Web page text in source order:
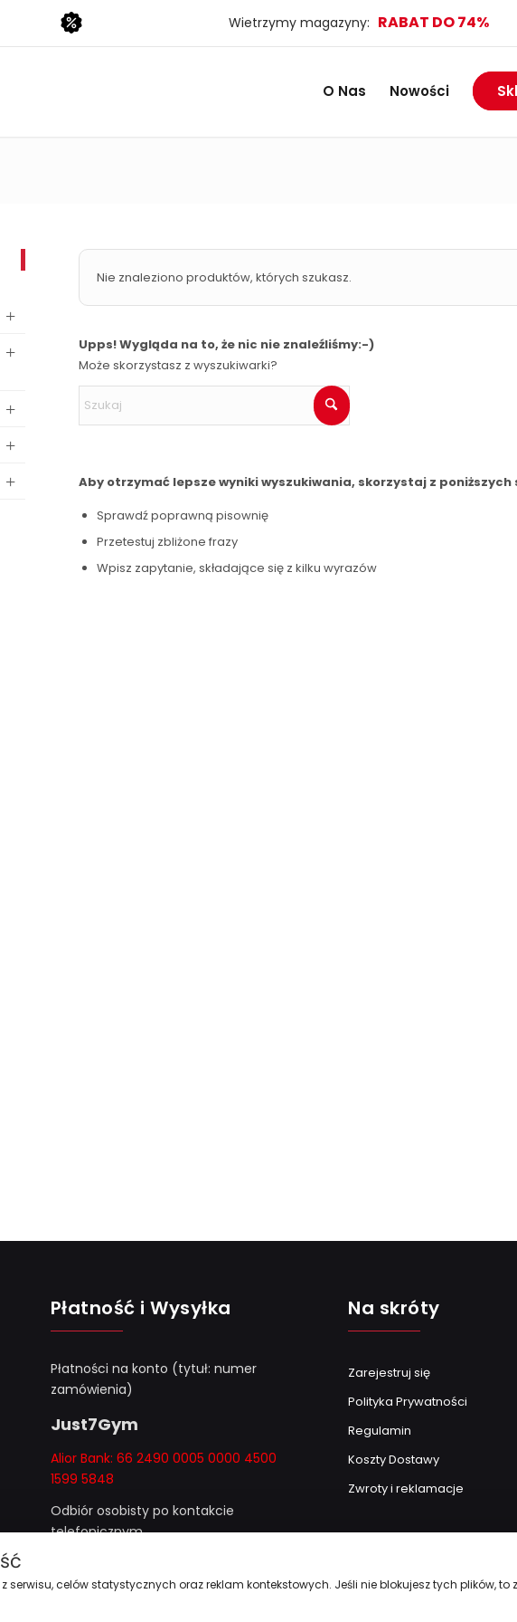
Wietrzymy magazyny: RABAT DO 74%
O Nas Nowości
Nie znaleziono produktów, których szukasz.
Upps! Wygląda na to, że nic nie znaleźliśmy:-)
Może skorzystasz z wyszukiwarki?
Aby otrzymać lepsze wyniki wyszukiwania, skorzystaj z
Sprawdź poprawną pisownię
Przetestuj zbliżone frazy
Wpisz zapytanie, składające się z kilku wyrazów
Płatność i Wysyłka
Płatności na konto (tytuł: numer
zamówienia)
Just7Gym
Alior Bank: 66 2490 0005 0000 4500
1599 5848
Odbiór osobisty po kontakcie
telefonicznym
Na skróty
Zarejestruj się
Polityka Prywatności
Regulamin
Koszty Dostawy
Zwroty i reklamacje
serwisu, celów statystycznych oraz reklam kontekstowych. Jeśli nie blokujesz tych plików,